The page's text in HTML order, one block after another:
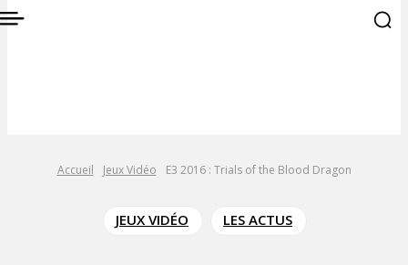
Accueil Jeux Vidéo E3 2016 : Trials of the Blood Dragon
JEUX VIDÉO LES ACTUS